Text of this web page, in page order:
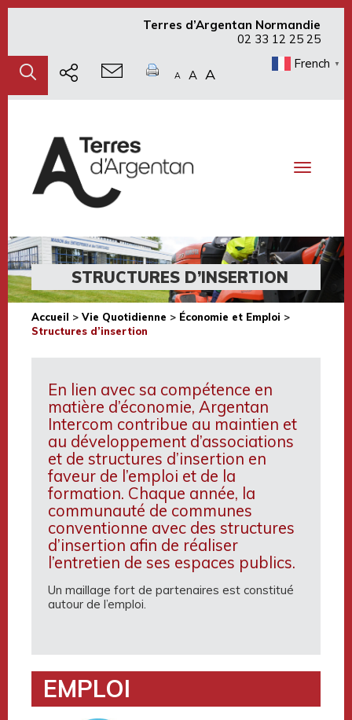
Terres d’Argentan Normandie
02 33 12 25 25
A A A
French ▼
Toggle
STRUCTURES D’INSERTION
Accueil > Vie Quotidienne > Économie et Emploi >
Structures d’insertion
En lien avec sa compétence en
matière d’économie, Argentan
Intercom contribue au maintien et
au développement d’associations
et de structures d’insertion en
faveur de l’emploi et de la
formation. Chaque année, la
communauté de communes
conventionne avec des structures
d’insertion afin de réaliser
l’entretien de ses espaces publics.
Un maillage fort de partenaires est constitué
autour de l’emploi.
EMPLOI